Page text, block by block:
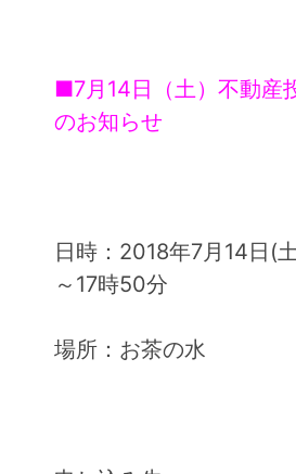
■7月14日（土）不動産
のお知らせ
日時：2018年7月14日(
～17時50分
場所：お茶の水